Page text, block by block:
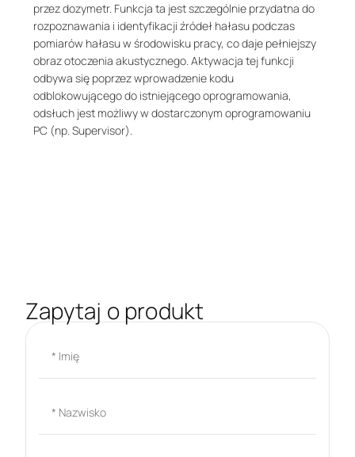
przez dozymetr. Funkcja ta jest szczególnie przydatna do
rozpoznawania i identyfikacji źródeł hałasu podczas
pomiarów hałasu w środowisku pracy, co daje pełniejszy
obraz otoczenia akustycznego. Aktywacja tej funkcji
odbywa się poprzez wprowadzenie kodu
odblokowującego do istniejącego oprogramowania,
odsłuch jest możliwy w dostarczonym oprogramowaniu
PC (np. Supervisor).
Zapytaj o produkt